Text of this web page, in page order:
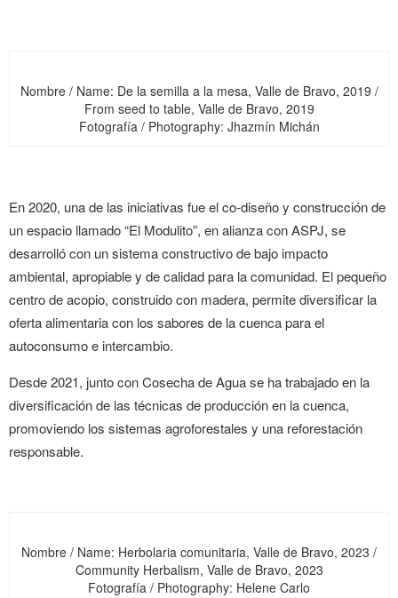
Nombre / Name: De la semilla a la mesa, Valle de Bravo, 2019 /
From seed to table, Valle de Bravo, 2019
Fotografía / Photography: Jhazmín Michán
En 2020, una de las iniciativas fue el co-diseño y construcción de
un espacio llamado “El Modulito”, en alianza con ASPJ, se
desarrolló con un sistema constructivo de bajo impacto
ambiental, apropiable y de calidad para la comunidad. El pequeño
centro de acopio, construido con madera, permite diversificar la
oferta alimentaria con los sabores de la cuenca para el
autoconsumo e intercambio.
Desde 2021, junto con Cosecha de Agua se ha trabajado en la
diversificación de las técnicas de producción en la cuenca,
promoviendo los sistemas agroforestales y una reforestación
responsable.
Nombre / Name: Herbolaria comunitaria, Valle de Bravo, 2023 /
Community Herbalism, Valle de Bravo, 2023
Fotografía / Photography: Helene Carlo